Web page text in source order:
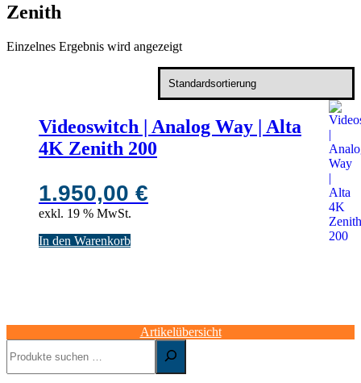
Zenith
Einzelnes Ergebnis wird angezeigt
Videoswitch | Analog Way | Alta
4K Zenith 200
1.950,00 €
exkl. 19 % MwSt.
In den Warenkorb
Artikelübersicht